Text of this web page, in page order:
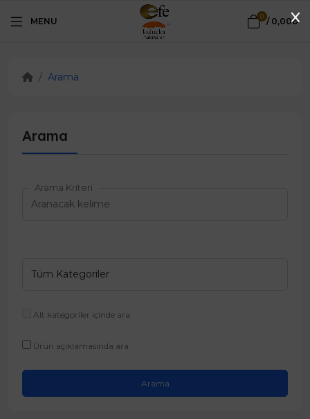
MENU 0 / 0,00₺
Arama
Arama
Arama Kriteri
Alt kategoriler içinde ara
Ürün açıklamasında ara.